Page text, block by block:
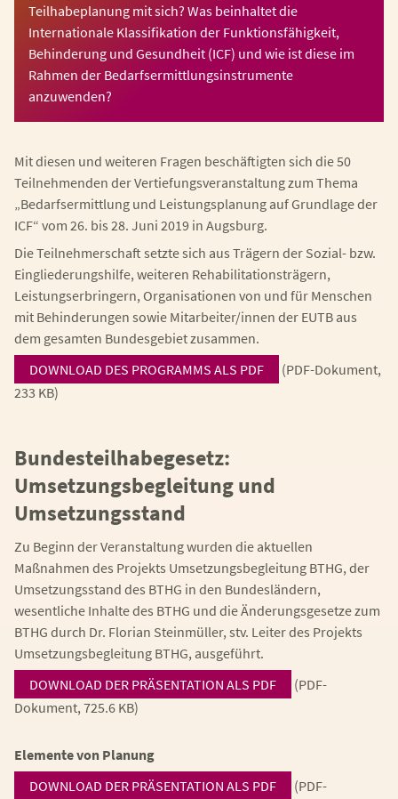
Teilhabeplanung mit sich? Was beinhaltet die
Internationale Klassifikation der Funktionsfähigkeit,
Behinderung und Gesundheit (ICF) und wie ist diese im
Rahmen der Bedarfsermittlungsinstrumente
anzuwenden?
Mit diesen und weiteren Fragen beschäftigten sich die 50
Teilnehmenden der Vertiefungsveranstaltung zum Thema
„Bedarfsermittlung und Leistungsplanung auf Grundlage der
ICF“ vom 26. bis 28. Juni 2019 in Augsburg.
Die Teilnehmerschaft setzte sich aus Trägern der Sozial- bzw.
Eingliederungshilfe, weiteren Rehabilitationsträgern,
Leistungserbringern, Organisationen von und für Menschen
mit Behinderungen sowie Mitarbeiter/innen der EUTB aus
dem gesamten Bundesgebiet zusammen.
DOWNLOAD DES PROGRAMMS ALS PDF
(PDF-Dokument,
233 KB)
Bundesteilhabegesetz:
Umsetzungsbegleitung und
Umsetzungsstand
Zu Beginn der Veranstaltung wurden die aktuellen
Maßnahmen des Projekts Umsetzungsbegleitung BTHG, der
Umsetzungsstand des BTHG in den Bundesländern,
wesentliche Inhalte des BTHG und die Änderungsgesetze zum
BTHG durch Dr. Florian Steinmüller, stv. Leiter des Projekts
Umsetzungsbegleitung BTHG, ausgeführt.
DOWNLOAD DER PRÄSENTATION ALS PDF
(PDF-
Dokument, 725.6 KB)
Elemente von Planung
DOWNLOAD DER PRÄSENTATION ALS PDF
(PDF-